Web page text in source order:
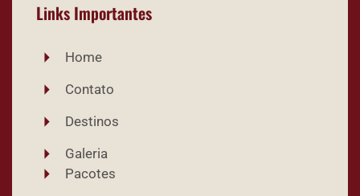
Links Importantes
Home
Contato
Destinos
Galeria
Pacotes